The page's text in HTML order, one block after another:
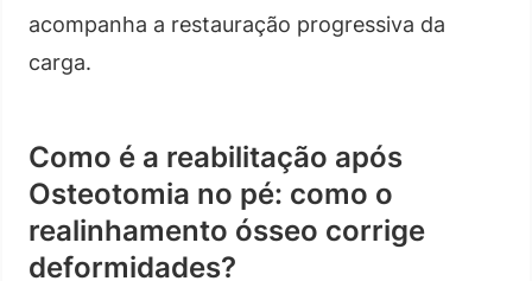
acompanha a restauração progressiva da
carga.
Como é a reabilitação após
Osteotomia no pé: como o
realinhamento ósseo corrige
deformidades?